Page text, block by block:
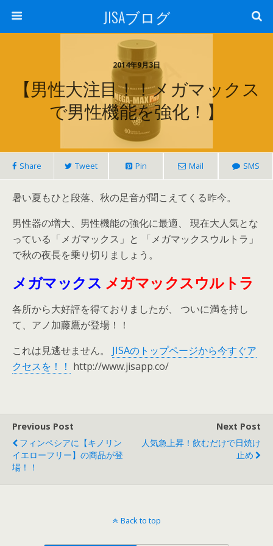
JISAブログ
2014年9月3日
【男性大注目！！メガマックス
で男性機能を強化！】
Share Tweet Pin Mail SMS
暑い夏もひと段落、秋の足音が聞こえてくる昨今。
男性器の増大、男性機能の強化に最適、 現在大人気とな
っている「メガマックス」と 「メガマックスウルトラ」
で秋の夜長を乗り切りましょう。
メガマックス メガマックスウルトラ
各所から大好評を得ておりましたが、 ついに満を持し
て、アノ加藤鷹が登場！！
これは見逃せません。 JISAのトップページから今すぐア
クセスを！！ http://www.jisapp.co/
Previous Post
フィンペシアに【キノリン
イエローフリー】の商品が登
場！！
Next Post
人気急上昇！飲むだけで日焼け
止め
Back to top